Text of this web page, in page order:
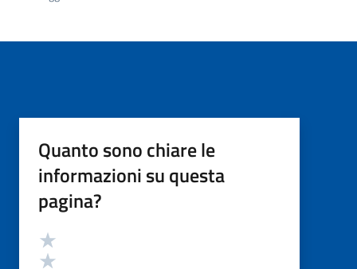
Quanto sono chiare le
informazioni su questa
pagina?
Valutazione